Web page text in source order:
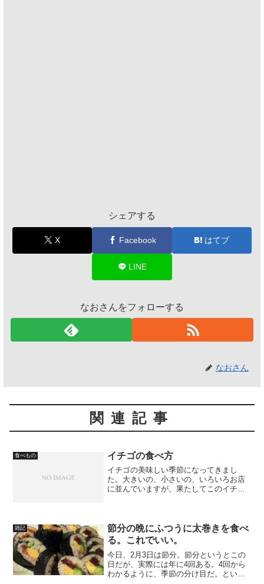
シェアする
X Facebook はてブ
LINE
なおさんをフォローする
なおさん
関連記事
食べもの イチゴの食べ方
イチゴの美味しい季節になってきまし
た。大きいの、小さいの、いろいろお店
に並んでいますが、果たしてこのイチ
雑記
節分の晩にふつうに太巻きを食べ
る。これでいい。
今日、2月3日は節分。節分というとこの
日だが、実際には年に4回ある。4回から
わかるように、季節の分け目だ。という